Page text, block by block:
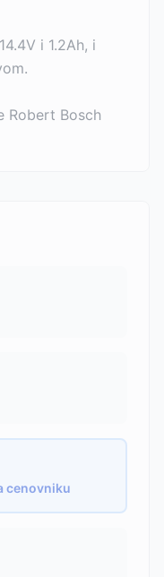
i 1.2Ah, i
Robert Bosch
cenovniku